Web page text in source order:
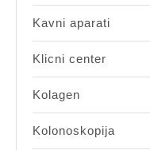
Kavni aparati
Klicni center
Kolagen
Kolonoskopija